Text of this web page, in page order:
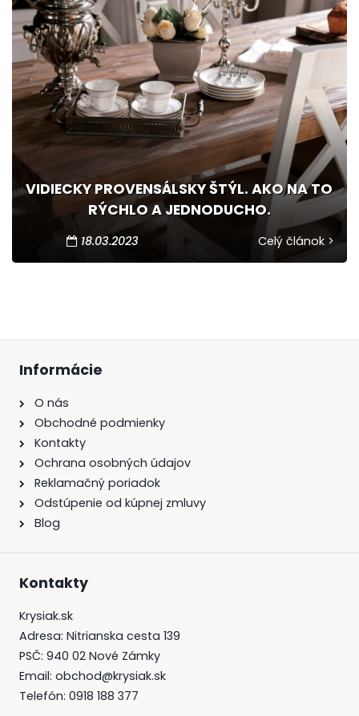
VIDIECKY PROVENSÁLSKY ŠTÝL. AKO NA TO
RÝCHLO A JEDNODUCHO.
18.03.2023 Celý článok >
Informácie
O nás
Obchodné podmienky
Kontakty
Ochrana osobných údajov
Reklamačný poriadok
Odstúpenie od kúpnej zmluvy
Blog
Kontakty
Krysiak.sk
Adresa: Nitrianska cesta 139
PSČ: 940 02 Nové Zámky
Email: obchod@krysiak.sk
Telefón: 0918 188 377